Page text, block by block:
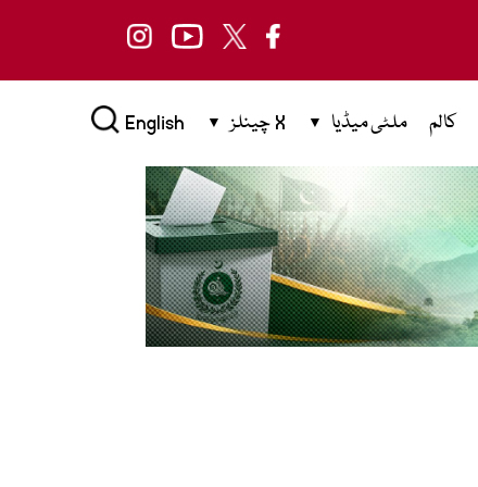
کالم ملٹی میڈیا X چینلز English